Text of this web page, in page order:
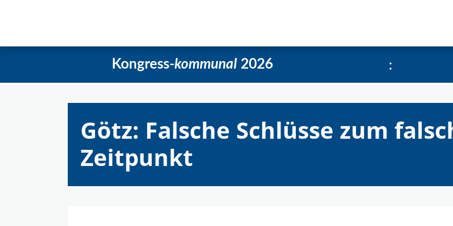
Kongress-kommunal 2026 :
Götz: Falsche Schlüsse zum
Zeitpunkt